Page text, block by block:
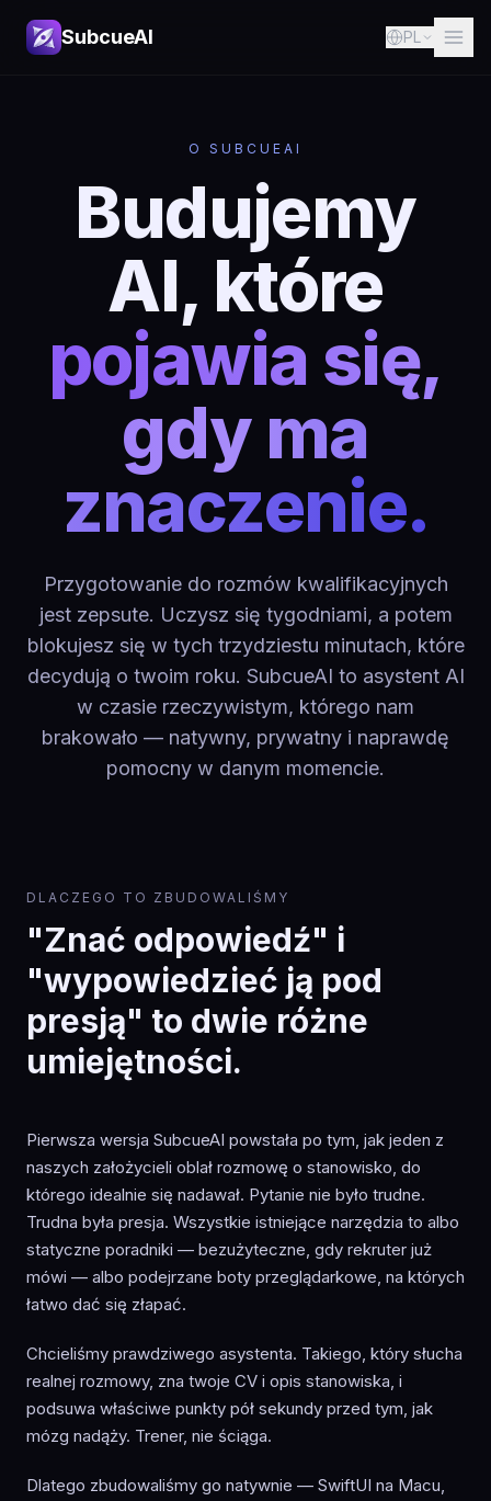
SubcueAI PL
O SUBCUEAI
Budujemy
AI, które
pojawia się,
gdy ma
znaczenie.
Przygotowanie do rozmów kwalifikacyjnych
jest zepsute. Uczysz się tygodniami, a potem
blokujesz się w tych trzydziestu minutach, które
decydują o twoim roku. SubcueAI to asystent AI
w czasie rzeczywistym, którego nam
brakowało — natywny, prywatny i naprawdę
pomocny w danym momencie.
DLACZEGO TO ZBUDOWALIŚMY
"Znać odpowiedź" i
"wypowiedzieć ją pod
presją" to dwie różne
umiejętności.
Pierwsza wersja SubcueAI powstała po tym, jak jeden z
naszych założycieli oblał rozmowę o stanowisko, do
którego idealnie się nadawał. Pytanie nie było trudne.
Trudna była presja. Wszystkie istniejące narzędzia to albo
statyczne poradniki — bezużyteczne, gdy rekruter już
mówi — albo podejrzane boty przeglądarkowe, na których
łatwo dać się złapać.
Chcieliśmy prawdziwego asystenta. Takiego, który słucha
realnej rozmowy, zna twoje CV i opis stanowiska, i
podsuwa właściwe punkty pół sekundy przed tym, jak
mózg nadąży. Trener, nie ściąga.
Dlatego zbudowaliśmy go natywnie — SwiftUI na Macu,